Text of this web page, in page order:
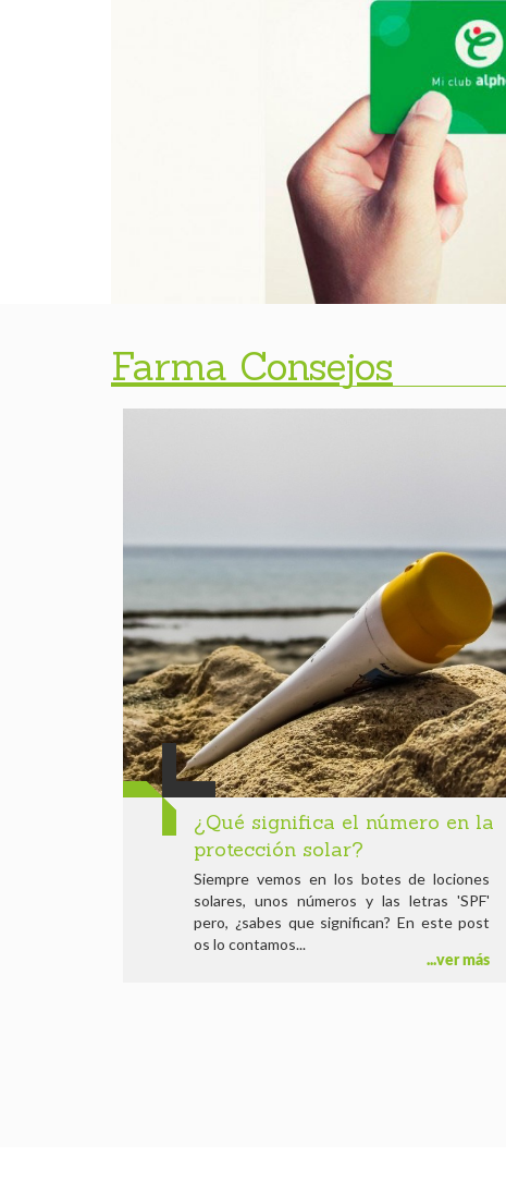
Farma Consejos
¿Qué significa el número en la
protección solar?
Siempre vemos en los botes de lociones
solares, unos números y las letras 'SPF'
pero, ¿sabes que significan? En este post
os lo contamos...
ver más